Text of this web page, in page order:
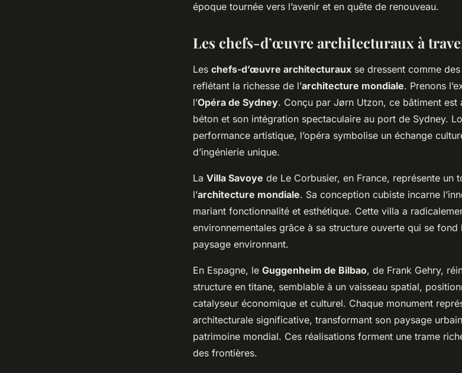
époque tournée vers l’avenir et en quête de renouveau.
Les chefs-d’œuvre architecturaux à
Les chefs-d’œuvre architecturaux se dressent comme
reflétant la richesse de l’architecture mondiale. Prenons
l’Opéra de Sydney. Conçu par Jørn Utzon, ce bâtiment est
béton et son intégration spectaculaire au port de Sydney.
performance artistique, l’opéra symbolise un échange
d’ingénierie unique.
La Villa Savoye de Le Corbusier, en France, représente un
l’architecture mondiale. Sa conception cubiste incarne
mariant fonctionnalité et esthétique. Cette villa a
environnementales grâce à sa structure ouverte qui se fond
paysage environnant.
En Espagne, le Guggenheim de Bilbao, de Frank Gehry,
structure en titane, semblable à un vaisseau spatial,
catalyseur économique et culturel. Chaque monument
architecturale significative, transformant son paysage
patrimoine mondial. Ces réalisations forment une trame
des frontières.